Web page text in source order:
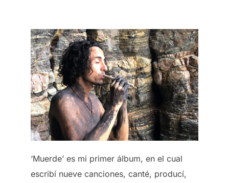
‘Muerde’ es mi primer álbum, en el cual
escribí nueve canciones, canté, producí,